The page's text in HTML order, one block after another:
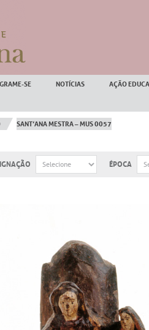
SE NOTÍCIAS AÇÃO
SANT’ANA MESTRA – MUS 0057
ÉPOCA